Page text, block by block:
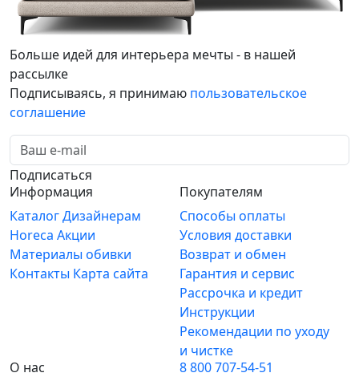
Больше идей для интерьера мечты - в нашей
рассылке
Подписываясь, я принимаю пользовательское
соглашение
Подписаться
Информация
КаталогДизайнерам
Horeca Акции
Материалы обивки
Контакты Карта сайта
Покупателям
Способы оплаты
Условия доставки
Возврат и обмен
Гарантия и сервис
Рассрочка и кредит
Инструкции
Рекомендации по уходу
и чистке
О нас
8 800 707-54-51